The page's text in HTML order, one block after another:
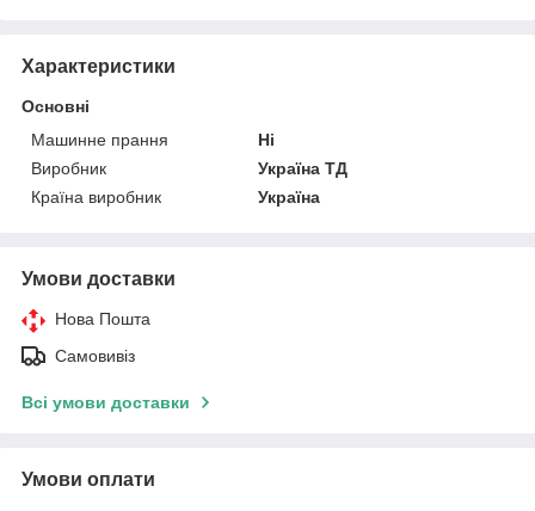
Характеристики
Основні
Машинне прання
Ні
Виробник
Україна ТД
Країна виробник
Україна
Умови доставки
Нова Пошта
Самовивіз
Всі умови доставки
Умови оплати